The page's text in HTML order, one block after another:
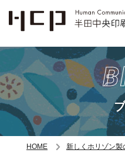
HOME 新しくホリゾン製